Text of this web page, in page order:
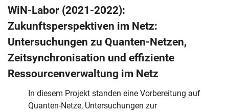
WiN-Labor (2021-2022):
Zukunftsperspektiven im Netz:
Untersuchungen zu Quanten-Netzen,
Zeitsynchronisation und effiziente
Ressourcenverwaltung im Netz
In diesem Projekt standen eine Vorbereitung auf
Quanten-Netze, Untersuchungen zur